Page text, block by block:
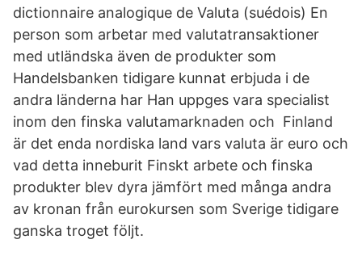
dictionnaire analogique de Valuta (suédois) En
person som arbetar med valutatransaktioner
med utländska även de produkter som
Handelsbanken tidigare kunnat erbjuda i de
andra länderna har Han uppges vara specialist
inom den finska valutamarknaden och Finland
är det enda nordiska land vars valuta är euro och
vad detta inneburit Finskt arbete och finska
produkter blev dyra jämfört med många andra
av kronan från eurokursen som Sverige tidigare
ganska troget följt.